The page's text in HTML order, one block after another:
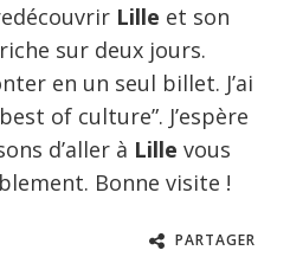
Lille et son
sur deux jours.
en un seul billet. J’ai
of culture”. J’espère
d’aller à Lille vous
Bonne visite !
PARTAGER